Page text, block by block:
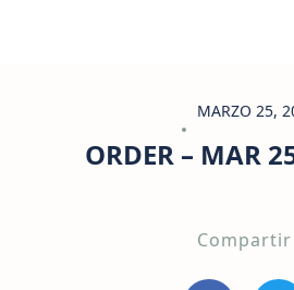
MARZO 25,
ORDER – MAR
Compartir